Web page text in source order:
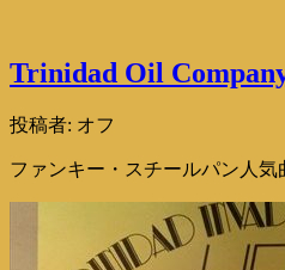
Trinidad Oil
投稿者: オフ
ファンキー・スチールパン人気